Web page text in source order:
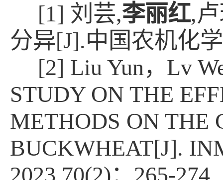
[1] 刘芸,李丽红,
分异[J].中国农机化
[2] Liu Yun， Lv
STUDY ON THE
METHODS ON THE
BUCKWHEAT[J].
2023,70(2)： 265-274.